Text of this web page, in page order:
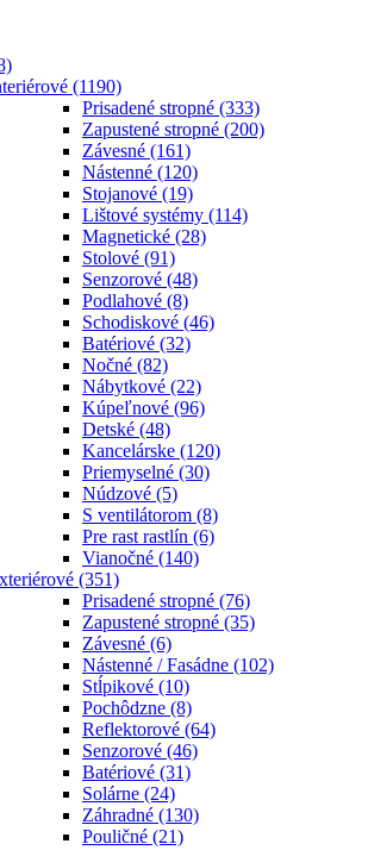
(1190)
Prisadené stropné (333)
Zapustené stropné (200)
Závesné (161)
Nástenné (120)
Stojanové (19)
Lištové systémy (114)
Magnetické (28)
Stolové (91)
Senzorové (48)
Podlahové (8)
Schodiskové (46)
Batériové (32)
Nočné (82)
Nábytkové (22)
Kúpeľnové (96)
Detské (48)
Kancelárske (120)
Priemyselné (30)
Núdzové (5)
S ventilátorom (8)
Pre rast rastlín (6)
Vianočné (140)
(351)
Prisadené stropné (76)
Zapustené stropné (35)
Závesné (6)
Nástenné / Fasádne (102)
Stĺpikové (10)
Pochôdzne (8)
Reflektorové (64)
Senzorové (46)
Batériové (31)
Solárne (24)
Záhradné (130)
Pouličné (21)